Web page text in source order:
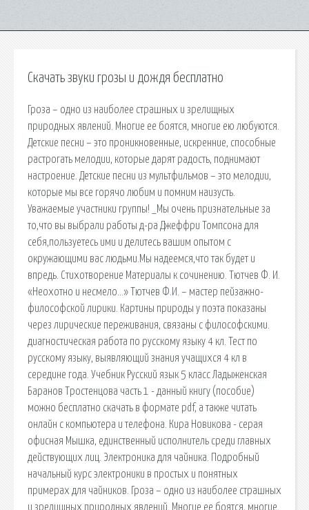
Скачать звуки грозы и дождя бесплатно
Гроза – одно из наиболее страшных и зрелищных
природных явлений. Многие ее боятся, многие ею любуются.
Детские песни – это проникновенные, искренние, способные
растрогать мелодии, которые дарят радость, поднимают
настроение. Детские песни из мультфильмов – это мелодии,
которые мы все горячо любим и помним наизусть.
Уважаемые участники группы! _Мы очень признательные за
то,что вы выбрали работы д-ра Джеффри Томпсона для
себя,пользуетесь ими и делитесь вашим опытом с
окружающими вас людьми.Мы надеемся,что так будет и
впредь. Стихотворение Материалы к сочинению. Тютчев Ф. И.
«Неохотно и несмело…» Тютчев Ф.И. – мастер пейзажно-
философской лирики. Картины природы у поэта показаны
через лирические переживания, связаны с философскими.
диагностическая работа по русскому языку 4 кл. Тест по
русскому языку, выявляющий знания учащихся 4 кл в
середине года. Учебник Русский язык 5 класс Ладыженская
Баранов Тростенцова часть 1 - данный книгу (пособие)
можно бесплатно скачать в формате pdf, а также читать
онлайн с компьютера и телефона. Кира Новикова - серая
офисная Мышка, единственный исполнитель среди главных
действующих лиц. Электроника для чайника. Подробный
начальный курс электроники в простых и понятных
примерах для чайников. Гроза – одно из наиболее страшных
и зрелищных природных явлений. Многие ее боятся, многие.